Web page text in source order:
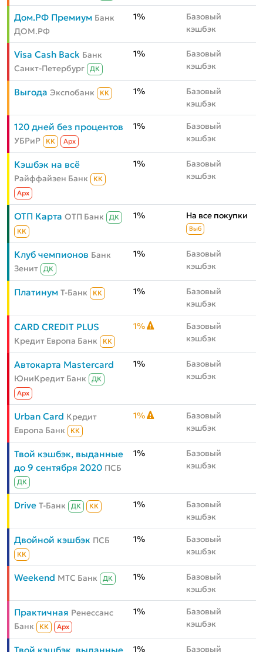
Дом.РФ Премиум Банк
ДОМ.РФ
1%
Базовый
кэшбэк
Visa Cash Back Банк
Санкт-Петербург
ДК
1%
Базовый
кэшбэк
Выгода Экспобанк КК 1%
Базовый
кэшбэк
120 дней без процентов
УБРиР КК Aрх
1%
Базовый
кэшбэк
Кэшбэк на всё
Райффайзен Банк
КК
Aрх
1%
Базовый
кэшбэк
ОТП Карта ОТП Банк
ДК
КК
1% На все покупки
Выб
Клуб чемпионов Банк
Зенит
ДК
1%
Базовый
кэшбэк
Платинум Т-Банк КК 1%
Базовый
кэшбэк
CARD CREDIT PLUS
Кредит Европа Банк КК
1%
Базовый
кэшбэк
Автокарта Mastercard
ЮниКредит Банк
ДК
Aрх
1%
Базовый
кэшбэк
Urban Card Кредит
Европа Банк
КК
1%
Базовый
кэшбэк
Твой кэшбэк, выданные
до 9 сентября 2020 ПСБ
ДК
1%
Базовый
кэшбэк
Drive Т-Банк ДК КК 1%
Базовый
кэшбэк
Двойной кэшбэк ПСБ
КК
1%
Базовый
кэшбэк
Weekend МТС Банк ДК 1%
Базовый
кэшбэк
Практичная Ренессанс
Банк
КК Aрх
1%
Базовый
кэшбэк
1% Базовый